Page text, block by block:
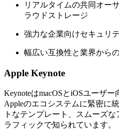
リアルタイムの共同オー
ラウドストレージ
強力な企業向けセキュリ
幅広い互換性と業界から
Apple Keynote
KeynoteはmacOSとiOSユーザ
Appleのエコシステムに緊密に
トなテンプレート、スムーズ
ラフィックで知られています。